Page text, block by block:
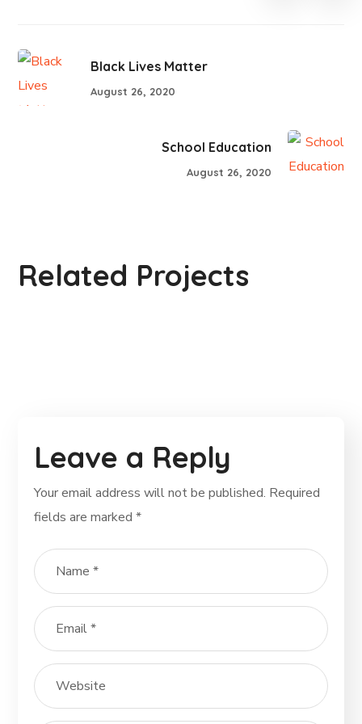
Black Lives Matter
August 26, 2020
School Education
August 26, 2020
Related ProjectsSchool in Zimbabve
#EDUCATION
Leave a Reply
Your email address will not be published. Required
fields are marked*